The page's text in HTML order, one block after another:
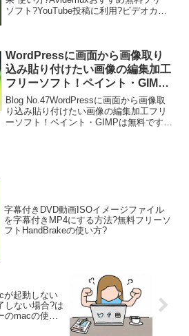
ソフト?YouTube投稿に利用?ビデオカメ
ど、...
WordPressに画面から画像取り
込み貼り付けたい画像の編集加工
フリーソフト！ペイント・GIMP
は無料です。
Blog No.47WordPressに画面から画像取
り込み貼り付けたい画像の編集加工フリ
ーソフト！ペイント・GIMPは無料です。
字幕付きDVD動画ISOイメージファイル
を字幕付きMP4にする方法?無料フリーソ
フトHandBrakeの使い方?
が起動しない
しない場合?は
のmacの使い